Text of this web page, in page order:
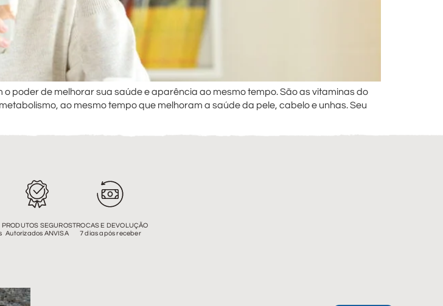
poder de melhorar sua saúde e aparência ao mesmo tempo. São as vitaminas do
ao mesmo tempo que melhoram a saúde da pele, cabelo e unhas. Seu
PRODUTOS SEGUROS
Autorizados ANVISA
TROCAS E DEVOLUÇÃO
7 dias após receber